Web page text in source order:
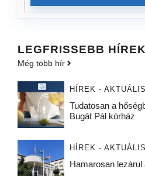
LEGFRISSEBB HÍREK
Még több hír
HÍREK - AKTUÁLIS
Tudatosan a
Bugát Pál kórház
HÍREK - AKTUÁLIS
Hamarosan lezárul